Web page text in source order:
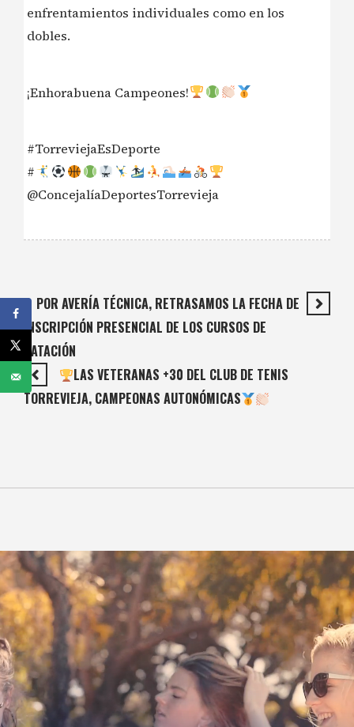
enfrentamientos individuales como en los
dobles.
¡Enhorabuena Campeones!
#TorreviejaEsDeporte
#
@ConcejalíaDeportesTorrevieja
POR AVERÍA TÉCNICA, RETRASAMOS LA FECHA DE
INSCRIPCIÓN PRESENCIAL DE LOS CURSOS DE
NATACIÓN
LAS VETERANAS +30 DEL CLUB DE TENIS
TORREVIEJA, CAMPEONAS AUTONÓMICAS